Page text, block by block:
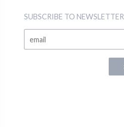
SUBSCRIBE TO NEWSLETTER